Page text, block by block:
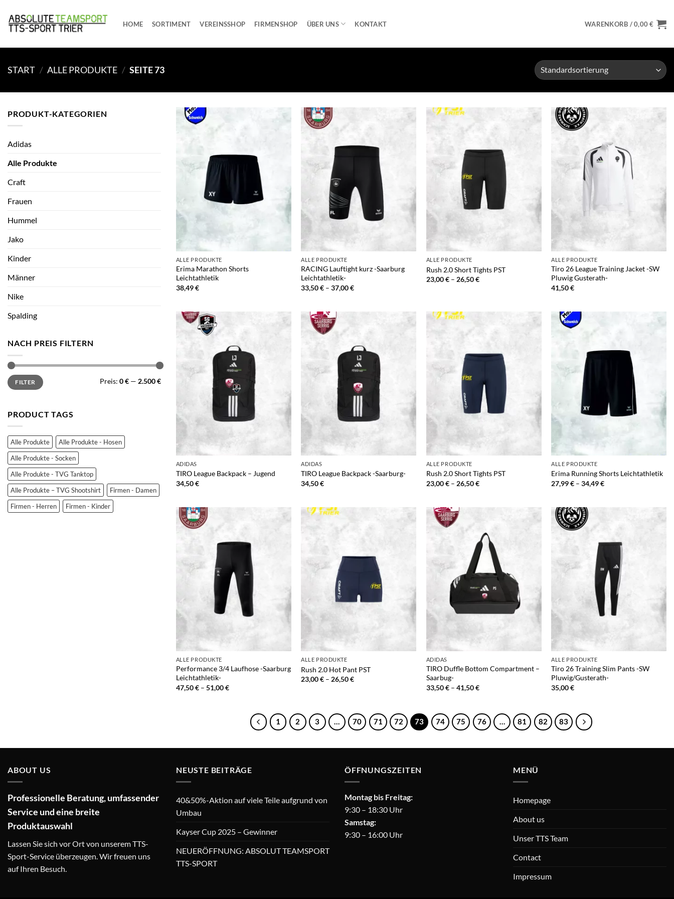
Inhalt
springen
HOME SORTIMENT VEREINSSHOP FIRMENSHOP ÜBER UNS KONTAKT WARENKORB /0,00€
START / ALLE PRODUKTE / SEITE 73
PRODUKT-KATEGORIEN
Adidas
Alle Produkte
Craft
Frauen
Hummel
Jako
Kinder
Männer
Nike
Spalding
NACH PREIS FILTERN
Min.
Preis
Max.
PreisFILTER Preis: 0 € — 2.500 €
PRODUCT TAGS
Alle Produkte
Alle Produkte - Hosen
Alle Produkte - Socken
Alle Produkte - TVG Tanktop
Alle Produkte – TVG Shootshirt
Firmen - Damen
Firmen - Herren
Firmen - Kinder
ALLE PRODUKTE
Erima Marathon Shorts
Leichtathletik
38,49€
ALLE PRODUKTE
RACING Lauftight kurz -Saarburg
Leichtathletik-
33,50€ –37,00€Preisspanne:
ALLE PRODUKTE
Rush 2.0 Short Tights PST
23,00€ – 26,50€Preisspanne:
ALLE PRODUKTE
Tiro 26 League Training Jacket -SW
Pluwig Gusterath-
41,50€
ADIDAS
TIRO League Backpack – Jugend
34,50€
ADIDAS
TIRO League Backpack -Saarburg-
34,50€
ALLE PRODUKTE
Rush 2.0 Short Tights PST
23,00€ – 26,50€Preisspanne:
ALLE PRODUKTE
Erima Running Shorts Leichtathletik
27,99€ –34,49€Preisspanne:
ALLE PRODUKTE
Performance 3/4 Laufhose -Saarburg
Leichtathletik-
47,50€ – 51,00€Preisspanne:
ALLE PRODUKTE
Rush 2.0 Hot Pant PST
23,00€ – 26,50€Preisspanne:
ADIDAS
TIRO Duffle Bottom Compartment –
Saarbug-
33,50€ – 41,50€Preisspanne:
ALLE PRODUKTE
Tiro 26 Training Slim Pants -SW
Pluwig/Gusterath-
35,00€
1 2 3 … 70 71 72 73 74 75 76 … 81 82 83
ABOUT US
Professionelle Beratung, umfassender
Service und eine breite
Produktauswahl
Lassen Sie sich vor Ort von unserem TTS-
Sport-Service überzeugen. Wir freuen uns
auf Ihren Besuch.
NEUSTE BEITRÄGE
40&50%-Aktion auf viele Teile aufgrund von
Umbau
Kayser Cup 2025 – Gewinner
NEUERÖFFNUNG: ABSOLUT TEAMSPORT
TTS-SPORT
ÖFFNUNGSZEITEN
Montag bis Freitag:
9:30 – 18:30 Uhr
Samstag:
9:30 – 16:00 Uhr
MENÜ
Homepage
About us
Unser TTS Team
Contact
Impressum